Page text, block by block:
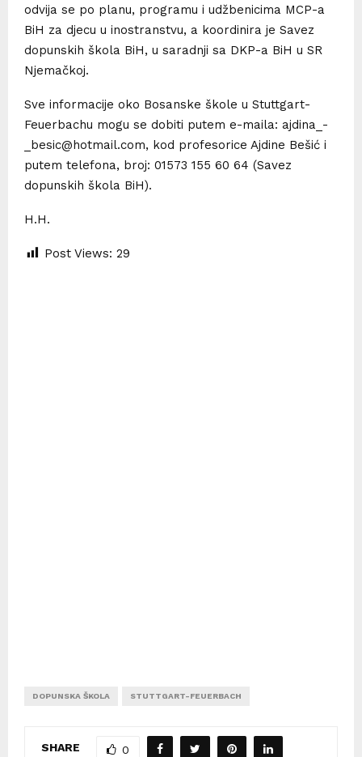
odvija se po planu, programu i udžbenicima MCP-a
BiH za djecu u inostranstvu, a koordinira je Savez
dopunskih škola BiH, u saradnji sa DKP-a BiH u SR
Njemačkoj.
Sve informacije oko Bosanske škole u Stuttgart-
Feuerbachu mogu se dobiti putem e-maila: ajdina_-
_besic@hotmail.com, kod profesorice Ajdine Bešić i
putem telefona, broj: 01573 155 60 64 (Savez
dopunskih škola BiH).
H.H.
Post Views: 29
DOPUNSKA ŠKOLA STUTTGART-FEUERBACH
SHARE 0